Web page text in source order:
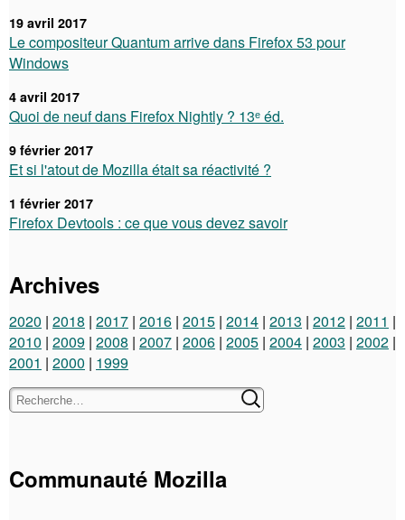
19 avril 2017
Le compositeur Quantum arrive dans Firefox 53 pour
Windows
4 avril 2017
Quoi de neuf dans Firefox Nightly ? 13ᵉ éd.
9 février 2017
Et si l'atout de Mozilla était sa réactivité ?
1 février 2017
Firefox Devtools : ce que vous devez savoir
Archives
2020 2018 2017 2016 2015 2014 2013 2012 2011
2010 2009 2008 2007 2006 2005 2004 2003 2002
2001
2000 1999
Communauté Mozilla